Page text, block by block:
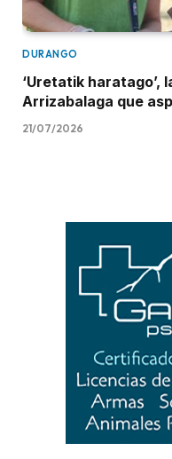
DURANGO
‘Uretatik haratago’,
Arrizabalaga que
21/07/2026